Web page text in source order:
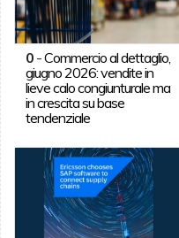
0-Commercio al dettaglio,
giugno 2026: vendite in
lieve calo congiunturale ma
in crescita su base
tendenziale